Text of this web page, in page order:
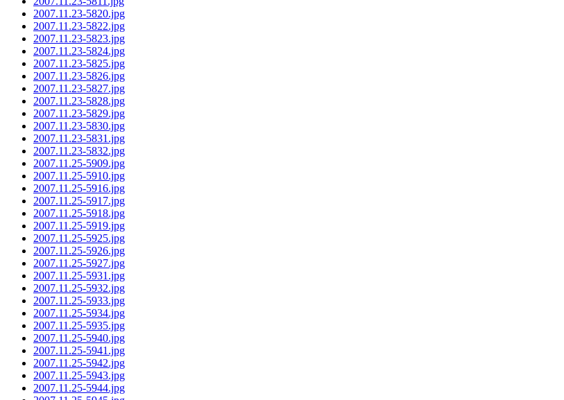
2007.11.23-5820.jpg
2007.11.23-5822.jpg
2007.11.23-5823.jpg
2007.11.23-5824.jpg
2007.11.23-5825.jpg
2007.11.23-5826.jpg
2007.11.23-5827.jpg
2007.11.23-5828.jpg
2007.11.23-5829.jpg
2007.11.23-5830.jpg
2007.11.23-5831.jpg
2007.11.23-5832.jpg
2007.11.25-5909.jpg
2007.11.25-5910.jpg
2007.11.25-5916.jpg
2007.11.25-5917.jpg
2007.11.25-5918.jpg
2007.11.25-5919.jpg
2007.11.25-5925.jpg
2007.11.25-5926.jpg
2007.11.25-5927.jpg
2007.11.25-5931.jpg
2007.11.25-5932.jpg
2007.11.25-5933.jpg
2007.11.25-5934.jpg
2007.11.25-5935.jpg
2007.11.25-5940.jpg
2007.11.25-5941.jpg
2007.11.25-5942.jpg
2007.11.25-5943.jpg
2007.11.25-5944.jpg